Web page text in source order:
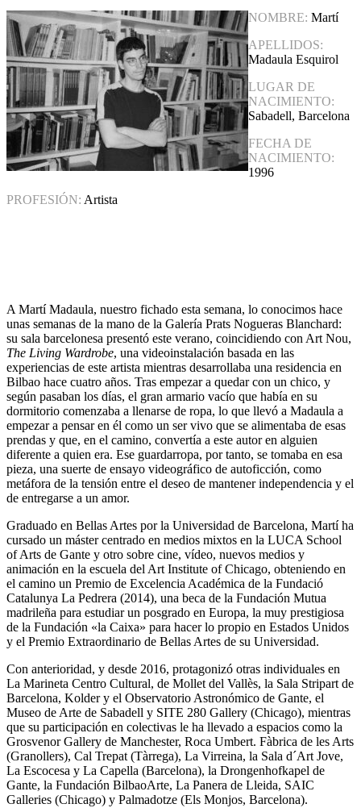
NOMBRE: Martí
APELLIDOS:
Madaula Esquirol
LUGAR DE
NACIMIENTO:
Sabadell, Barcelona
FECHA DE
NACIMIENTO:
1996
PROFESIÓN: Artista
A Martí Madaula, nuestro fichado esta semana, lo conocimos hace
unas semanas de la mano de la Galería Prats Nogueras Blanchard:
su sala barcelonesa presentó este verano, coincidiendo con Art Nou,
The Living Wardrobe, una videoinstalación basada en las
experiencias de este artista mientras desarrollaba una residencia en
Bilbao hace cuatro años. Tras empezar a quedar con un chico, y
según pasaban los días, el gran armario vacío que había en su
dormitorio comenzaba a llenarse de ropa, lo que llevó a Madaula a
empezar a pensar en él como un ser vivo que se alimentaba de esas
prendas y que, en el camino, convertía a este autor en alguien
diferente a quien era. Ese guardarropa, por tanto, se tomaba en esa
pieza, una suerte de ensayo videográfico de autoficción, como
metáfora de la tensión entre el deseo de mantener independencia y el
de entregarse a un amor.
Graduado en Bellas Artes por la Universidad de Barcelona, Martí ha
cursado un máster centrado en medios mixtos en la LUCA School
of Arts de Gante y otro sobre cine, vídeo, nuevos medios y
animación en la escuela del Art Institute of Chicago, obteniendo en
el camino un Premio de Excelencia Académica de la Fundació
Catalunya La Pedrera (2014), una beca de la Fundación Mutua
madrileña para estudiar un posgrado en Europa, la muy prestigiosa
de la Fundación «la Caixa» para hacer lo propio en Estados Unidos
y el Premio Extraordinario de Bellas Artes de su Universidad.
Con anterioridad, y desde 2016, protagonizó otras individuales en
La Marineta Centro Cultural, de Mollet del Vallès, la Sala Stripart de
Barcelona, Kolder y el Observatorio Astronómico de Gante, el
Museo de Arte de Sabadell y SITE 280 Gallery (Chicago), mientras
que su participación en colectivas le ha llevado a espacios como la
Grosvenor Gallery de Manchester, Roca Umbert. Fàbrica de les Arts
(Granollers), Cal Trepat (Tàrrega), La Virreina, la Sala d´Art Jove,
La Escocesa y La Capella (Barcelona), la Drongenhofkapel de
Gante, la Fundación BilbaoArte, La Panera de Lleida, SAIC
Galleries (Chicago) y Palmadotze (Els Monjos, Barcelona).